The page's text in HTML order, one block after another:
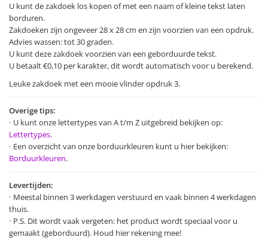
U kunt de zakdoek los kopen of met een naam of kleine tekst laten
borduren.
Zakdoeken zijn ongeveer 28 x 28 cm en zijn voorzien van een opdruk.
Advies wassen: tot 30 graden.
U kunt deze zakdoek voorzien van een geborduurde tekst.
U betaalt €0,10 per karakter, dit wordt automatisch voor u berekend.
Leuke zakdoek met een mooie vlinder opdruk 3.
Overige tips:
U kunt onze lettertypes van A t/m Z uitgebreid bekijken op:
Lettertypes.
Een overzicht van onze borduurkleuren kunt u hier bekijken:
Borduurkleuren.
Levertijden:
Meestal binnen 3 werkdagen verstuurd en vaak binnen 4 werkdagen
thuis.
P.S. Dit wordt vaak vergeten: het product wordt speciaal voor u
gemaakt (geborduurd). Houd hier rekening mee!